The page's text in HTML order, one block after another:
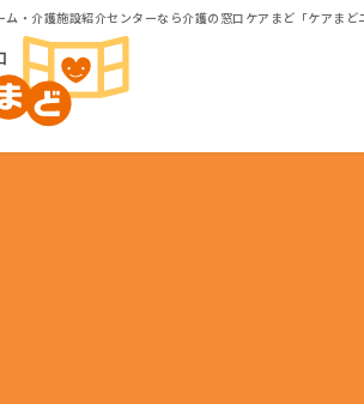
ム・介護施設紹介センターなら介護の窓口ケアまど「ケアまど